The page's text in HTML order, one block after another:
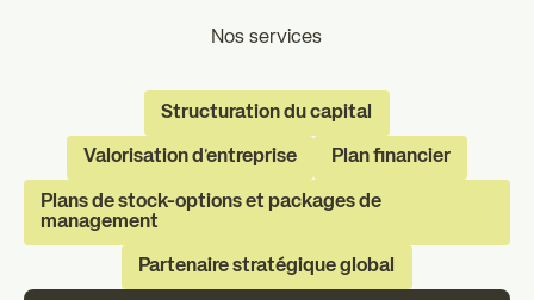
Nos services
Structuration du capital
Valorisation d'entreprise Plan financier
Plans de stock-options et packages de
management
Partenaire stratégique global